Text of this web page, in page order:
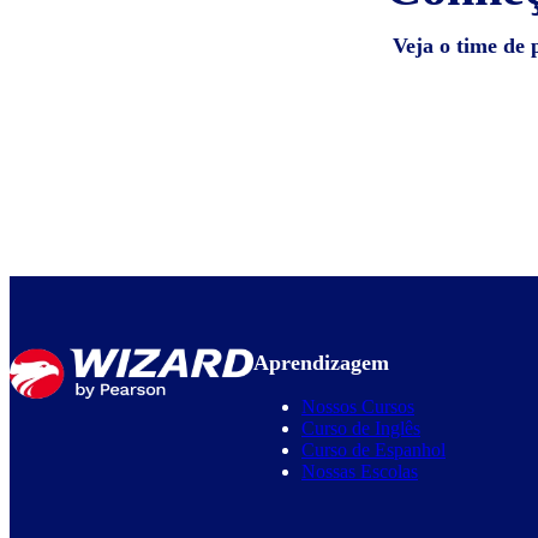
Veja o time de
Aprendizagem
Nossos Cursos
Curso de Inglês
Curso de Espanhol
Nossas Escolas